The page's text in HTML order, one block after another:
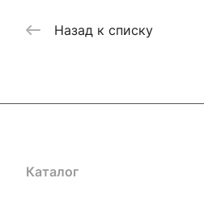
Назад к списку
Каталог